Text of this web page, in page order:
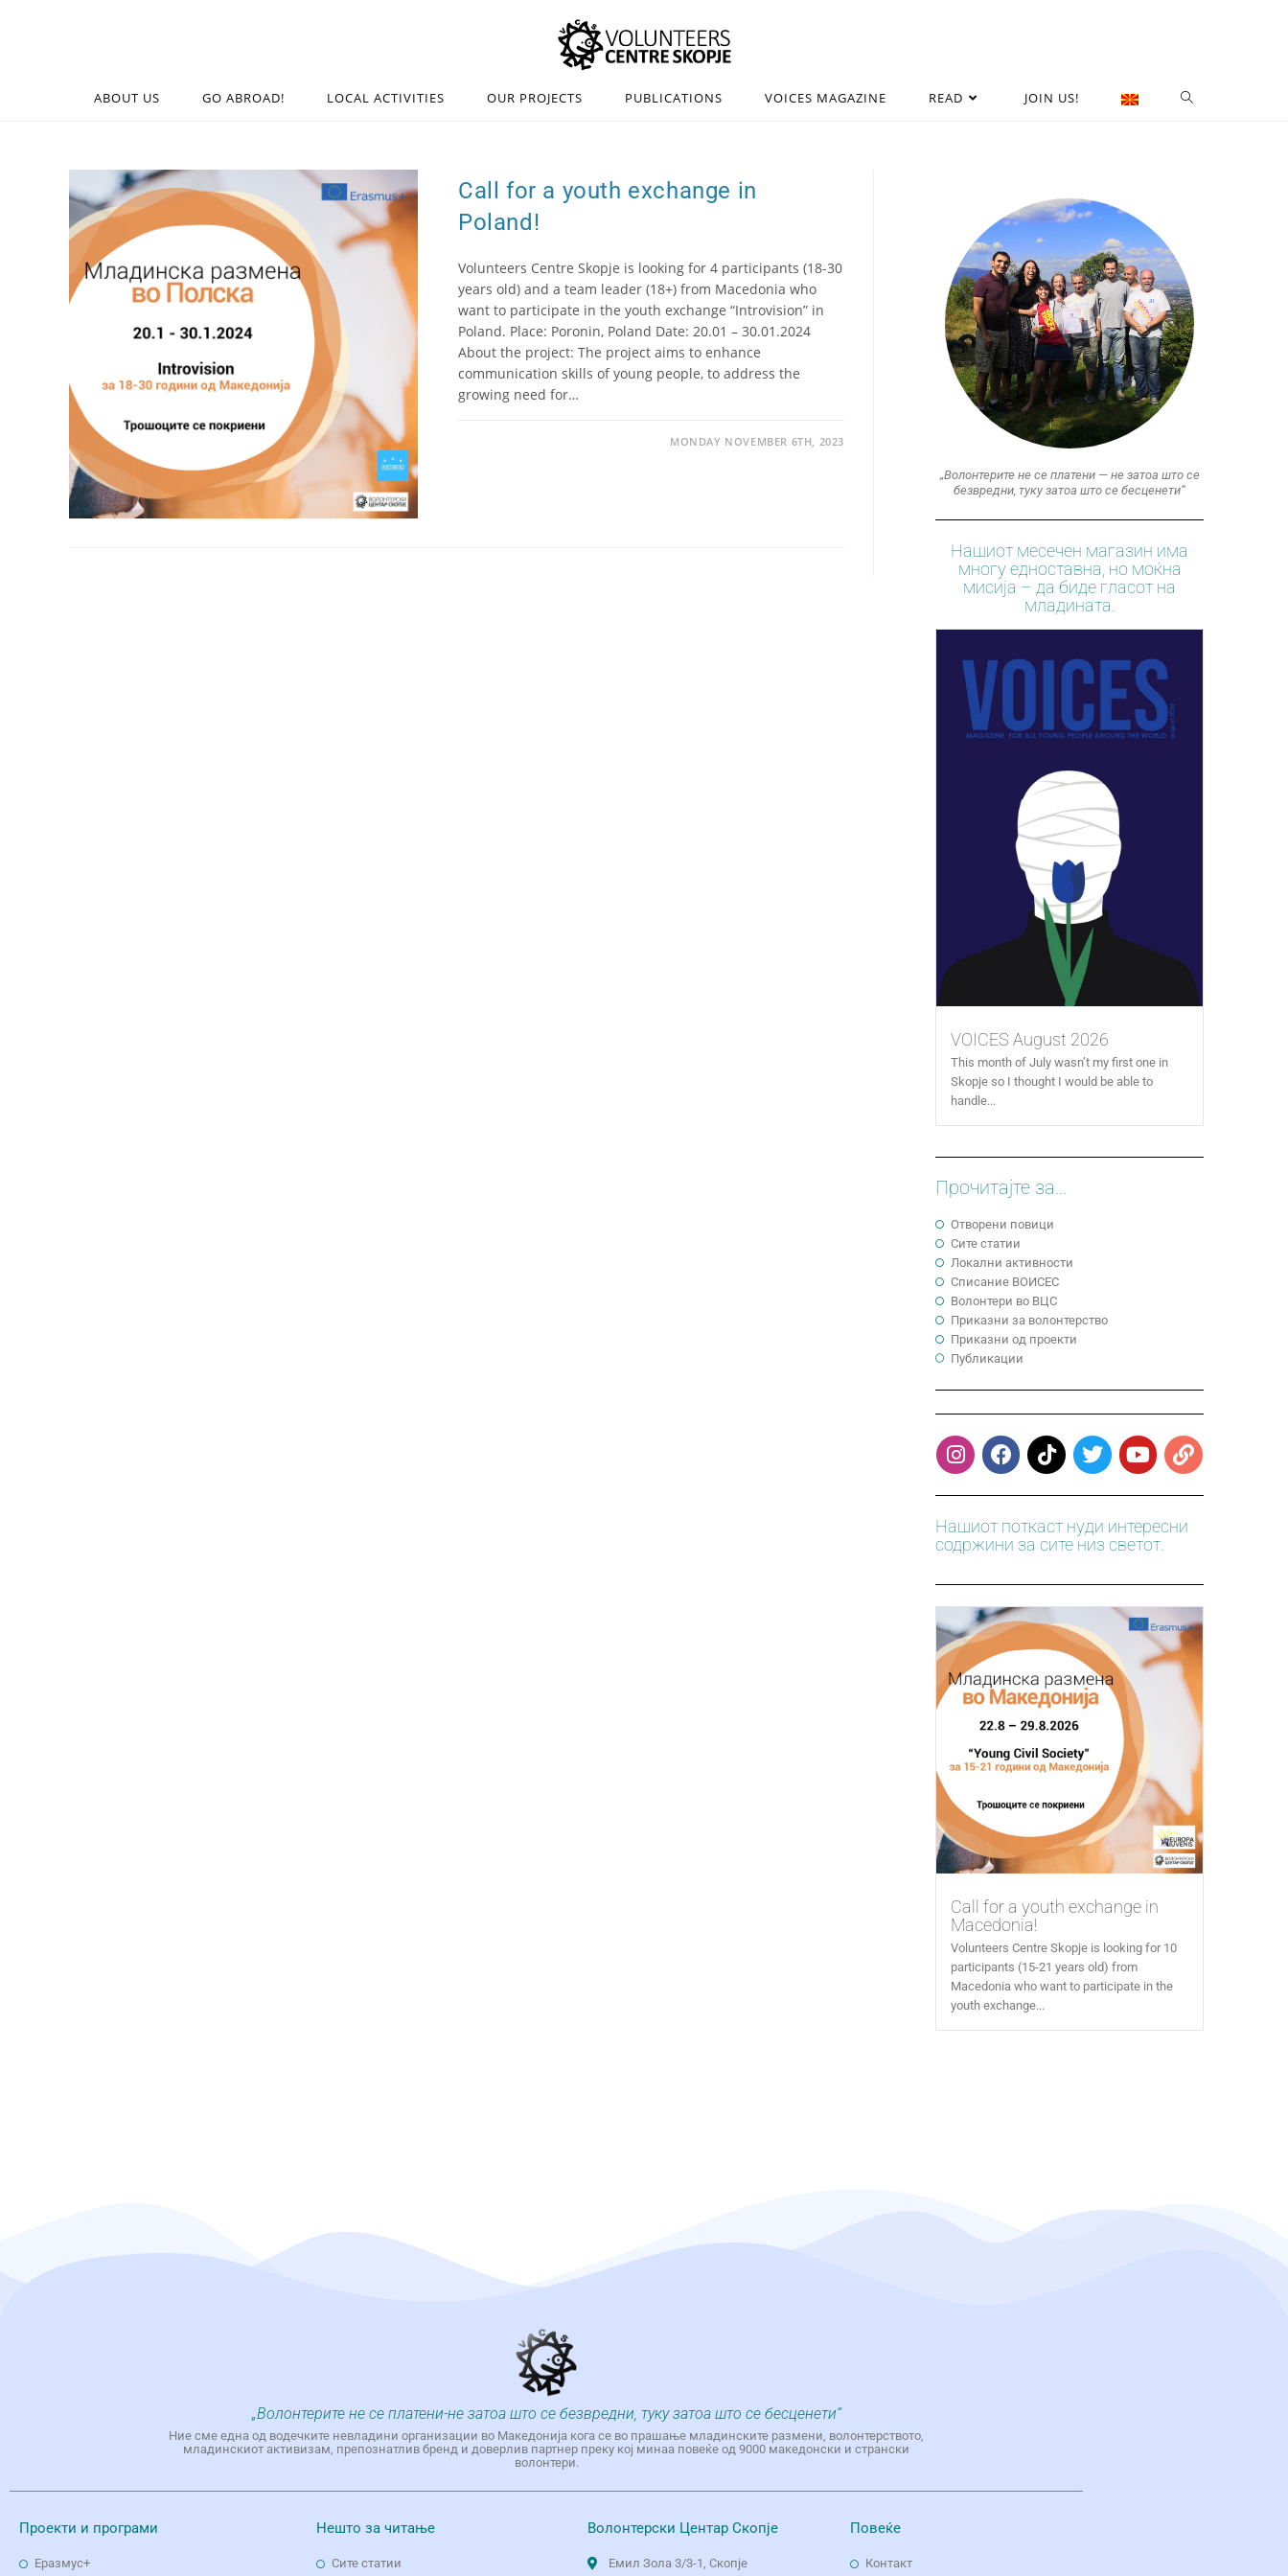
ABOUT US GO ABROAD! LOCAL ACTIVITIES OUR PROJECTS PUBLICATIONS VOICES MAGAZINE READ JOIN US!
Call for a youth exchange in
Poland!
Volunteers Centre Skopje is looking for 4 participants (18-30
years old) and a team leader (18+) from Macedonia who
want to participate in the youth exchange “Introvision” in
Poland. Place: Poronin, Poland Date: 20.01 – 30.01.2024
About the project: The project aims to enhance
communication skills of young people, to address the
growing need for…
MONDAY NOVEMBER 6TH, 2023
„Волонтерите не се платени — не затоа што се
безвредни, туку затоа што се бесценети“
Нашиот месечен магазин има
многу едноставна, но моќна
мисија – да биде гласот на
младината.
VOICES August 2026
This month of July wasn’t my first one in
Skopje so I thought I would be able to
handle...
Прочитајте за...
Отворени повици
Сите статии
Локални активности
Cписание ВОИСЕС
Волонтери во ВЦС
Приказни за волонтерство
Приказни од проекти
Публикации
Нашиот поткаст нуди интересни
содржини за сите низ светот.
Call for a youth exchange in
Macedonia!
Volunteers Centre Skopje is looking for 10
participants (15-21 years old) from
Macedonia who want to participate in the
youth exchange...
„Волонтерите не се платени-не затоа што се безвредни, туку затоа што се бесценети“
Ние сме една од водечките невладини организации во Македонија кога се во прашање младинските размени, волонтерството,
младинскиот активизам, препознатлив бренд и доверлив партнер преку кој минаа повеќе од 9000 македонски и странски
волонтери.
Проекти и програми
Еразмус+
Нешто за читање
Сите статии
Волонтерски Центар Скопје
Емил Зола 3/3-1, Скопје
Повеќе
Контакт